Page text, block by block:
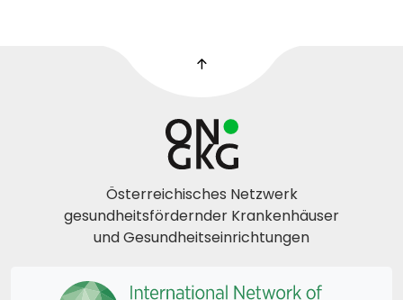
Österreichisches Netzwerk
gesundheitsfördernder Krankenhäuser
und Gesundheitseinrichtungen